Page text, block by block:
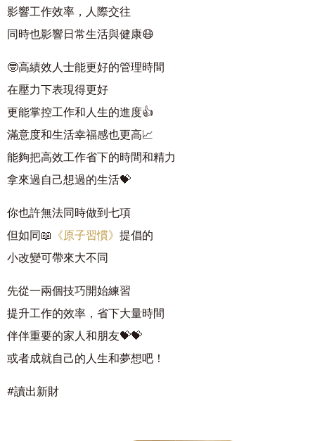
影響工作效率，人際交往
同時也影響日常生活與健康😷
🤓高績效人士能更好的管理時間
在壓力下表現得更好
更能掌控工作和人生的進度👍
滿意度和生活幸福感也更高📈
能夠把高效工作省下的時間和精力
拿來過自己想過的生活💝
你也許無法同時做到七項
但如同📖 《原子習慣》 提倡的
小改變可帶來大不同
先從一兩個技巧開始練習
提升工作的效率，省下大量時間
伴伴重要的家人和朋友💝💝
或者成就自己的人生和夢想吧！
#讀出新財